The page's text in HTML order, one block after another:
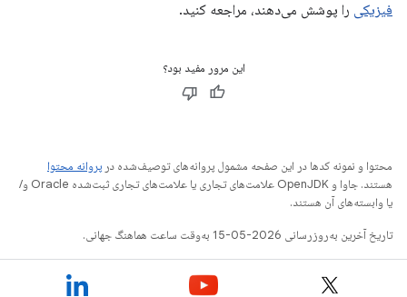
فیزیکی را پوشش می‌دهند، مراجعه کنید.
این مرور مفید بود؟
محتوا و نمونه کدها در این صفحه مشمول پروانه‌های توصیف‌شده در پروانه محتوا
هستند. جاوا و OpenJDK علامت‌های تجاری یا علامت‌های تجاری ثبت‌شده Oracle و/
یا وابسته‌های آن هستند.
تاریخ آخرین به‌روزرسانی 2026-05-15 به‌وقت ساعت هماهنگ جهانی.